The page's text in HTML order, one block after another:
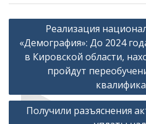
Навигация
по
записям
Реализация
«Демография»: До 2024
в Кировской области,
пройдут
Получили разъяснения